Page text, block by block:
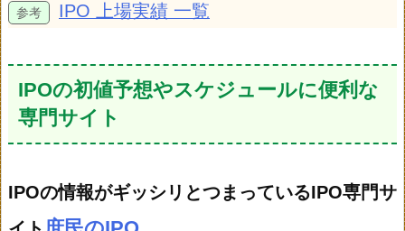
IPO 上場実績 一覧
IPOの初値予想やスケジュールに便利な
専門サイト
IPOの情報がギッシリとつまっているIPO専門サ